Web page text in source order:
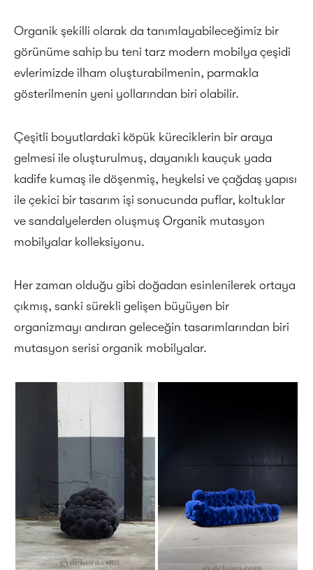
Organik şekilli olarak da tanımlayabileceğimiz bir
görünüme sahip bu teni tarz modern mobilya çeşidi
evlerimizde ilham oluşturabilmenin, parmakla
gösterilmenin yeni yollarından biri olabilir.
Çeşitli boyutlardaki köpük küreciklerin bir araya
gelmesi ile oluşturulmuş, dayanıklı kauçuk yada
kadife kumaş ile döşenmiş, heykelsi ve çağdaş yapısı
ile çekici bir tasarım işi sonucunda puflar, koltuklar
ve sandalyelerden oluşmuş Organik mutasyon
mobilyalar kolleksiyonu.
Her zaman olduğu gibi doğadan esinlenilerek ortaya
çıkmış, sanki sürekli gelişen büyüyen bir
organizmayı andıran geleceğin tasarımlarından biri
mutasyon serisi organik mobilyalar.